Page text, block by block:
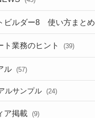
ビルダー8 使い方まとめ
ト業務のヒント (39)
ル (57)
ルサンプル (24)
掲載 (9)